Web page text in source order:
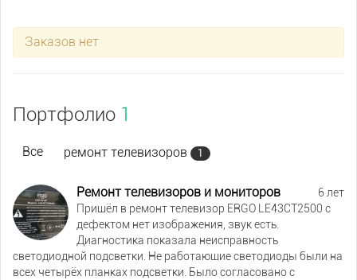
Заказов нет
Портфолио 1
Все ремонт телевизоров 1
6 лет
Ремонт телевизоров и мониторов
Пришёл в ремонт телевизор ERGO LE43CT2500 c
дефектом нет изображения, звук есть.
Диагностика показала неисправность
светодиодной подсветки. Не работающие светодиоды были на
всех четырёх планках подсветки. Было согласовано с